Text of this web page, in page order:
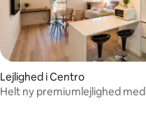
Lejlighed i Centro
Helt ny premiumlejlighed med